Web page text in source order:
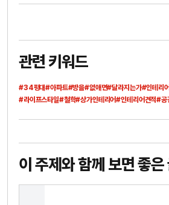
관련 키워드
#34평대#아파트#방을#없애면#달라지는가#인테리
#라이프스타일#철학#상가인테리어#인테리어견적#공
이 주제와 함께 보면 좋은